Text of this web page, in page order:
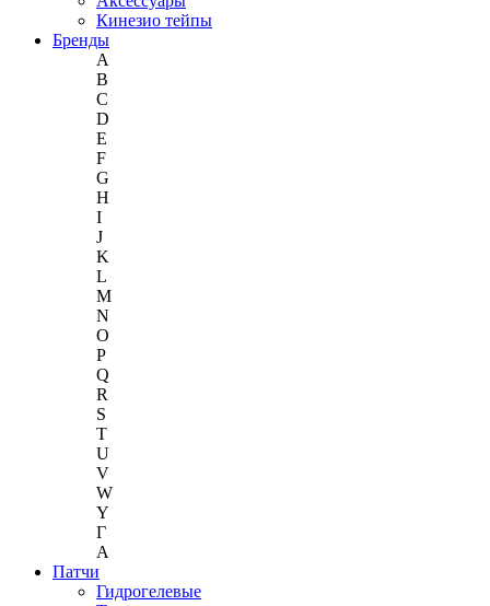
Кинезио тейпы
Бренды
A
B
C
D
E
F
G
H
I
J
K
L
M
N
O
P
Q
R
S
T
U
V
W
Y
Г
A
Патчи
Гидрогелевые